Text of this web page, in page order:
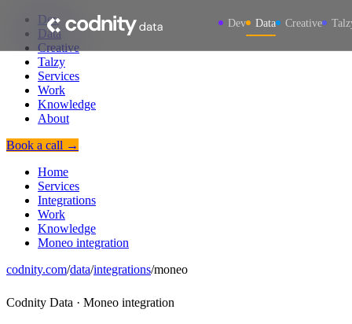
Dev Data Creative
Dev
Data
Creative
Talzy
Services
Work
Knowledge
About
Book a call →
Home
Services
Integrations
Work
Knowledge
Moneo integration
codnity.com/data/integrations/moneo
Codnity Data · Moneo integration